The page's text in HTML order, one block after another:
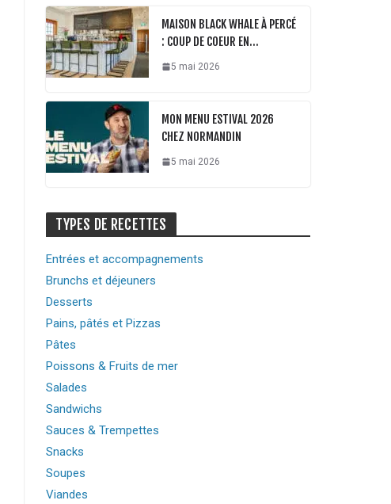
MAISON BLACK WHALE À PERCÉ
: COUP DE COEUR EN…
5 mai 2026
MON MENU ESTIVAL 2026
CHEZ NORMANDIN
5 mai 2026
TYPES DE RECETTES
Entrées et accompagnements
Brunchs et déjeuners
Desserts
Pains, pâtés et Pizzas
Pâtes
Poissons & Fruits de mer
Salades
Sandwichs
Sauces & Trempettes
Snacks
Soupes
Viandes